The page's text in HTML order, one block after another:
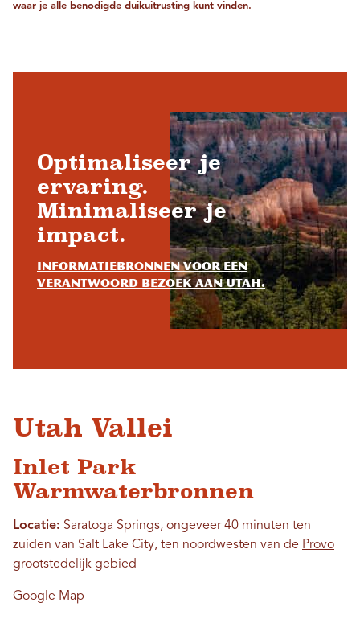
waar je alle benodigde duikuitrusting kunt vinden.
Optimaliseer je
ervaring.
Minimaliseer je
impact.
Informatiebronnen voor een
verantwoord bezoek aan Utah.
Utah Vallei
Inlet Park
Warmwaterbronnen
Locatie: Saratoga Springs, ongeveer 40 minuten ten
zuiden van Salt Lake City, ten noordwesten van de Provo
grootstedelijk gebied
Google Map